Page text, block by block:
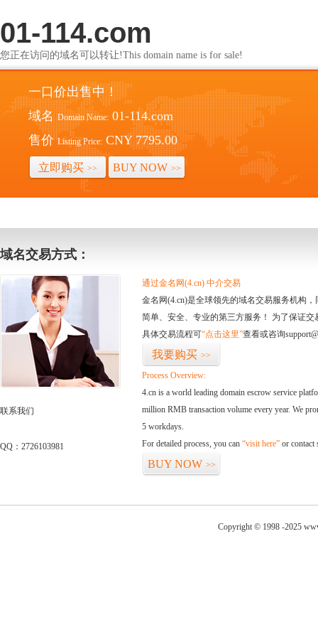
01-114.com
您正在访问的域名可以转让!This domain name is for sale!
一口价出售中！
域名 Domain Name: 01-114.com
售价 Listing Price: CNY 7795.00
立即购买 >> BUY NOW >>
域名交易方式：
联系我们
QQ：2726103981
通过金名网(4.cn) 中介交易
金名网(4.cn)是全球领先的域名交易服务机构
简单、安全、专业的第三方服务！ 为了保证
具体交易流程可“点击这里”查看或咨询
我要购买 >>
Process Overview:
4.cn is a world leading domain escrow service
million RMB transaction volume every year. We
5 workdays.
For detailed process, you can “visit here” or contact
BUY NOW >>
Copyright © 1998 -2025